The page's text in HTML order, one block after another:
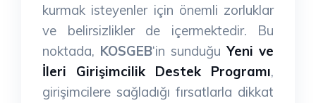
kurmak isteyenler için önemli zorluklar
ve belirsizlikler de içermektedir. Bu
noktada, KOSGEB‘in sunduğu Yeni ve
İleri Girişimcilik Destek Programı,
girişimcilere sağladığı fırsatlarla dikkat